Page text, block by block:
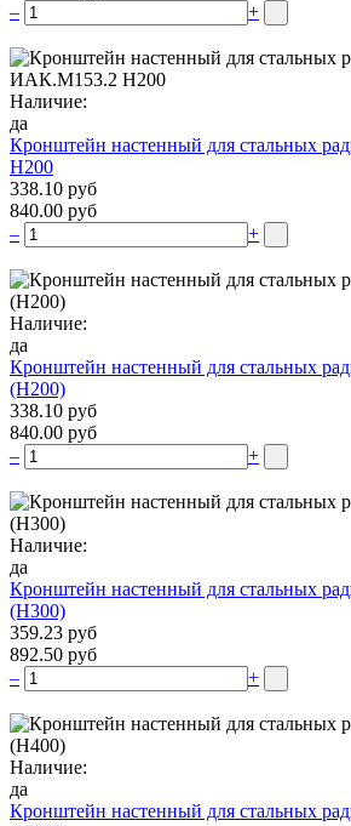
–
+
Наличие:
да
Кронштейн настенный для стальных
Н200
338.10 руб
840.00 руб
–
+
Наличие:
да
Кронштейн настенный для стальных
(H200)
338.10 руб
840.00 руб
–
+
Наличие:
да
Кронштейн настенный для стальных
(H300)
359.23 руб
892.50 руб
–
+
Наличие:
да
Кронштейн настенный для стальных